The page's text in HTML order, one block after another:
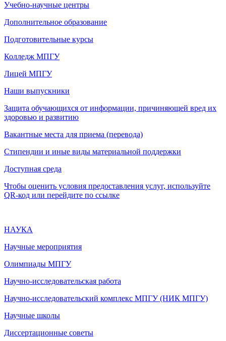
Учебно-научные центры
Дополнительное образование
Подготовительные курсы
Колледж МПГУ
Лицей МПГУ
Наши выпускники
Защита обучающихся от информации, причиняющей вред их
здоровью и развитию
Вакантные места для приема (перевода)
Стипендии и иные виды материальной поддержки
Доступная среда
Чтобы оценить условия предоставления услуг, используйте
QR-код или перейдите по ссылке
НАУКА
Научные мероприятия
Олимпиады МПГУ
Научно-исследовательская работа
Научно-исследовательский комплекс МПГУ (НИК МПГУ)
Научные школы
Диссертационные советы